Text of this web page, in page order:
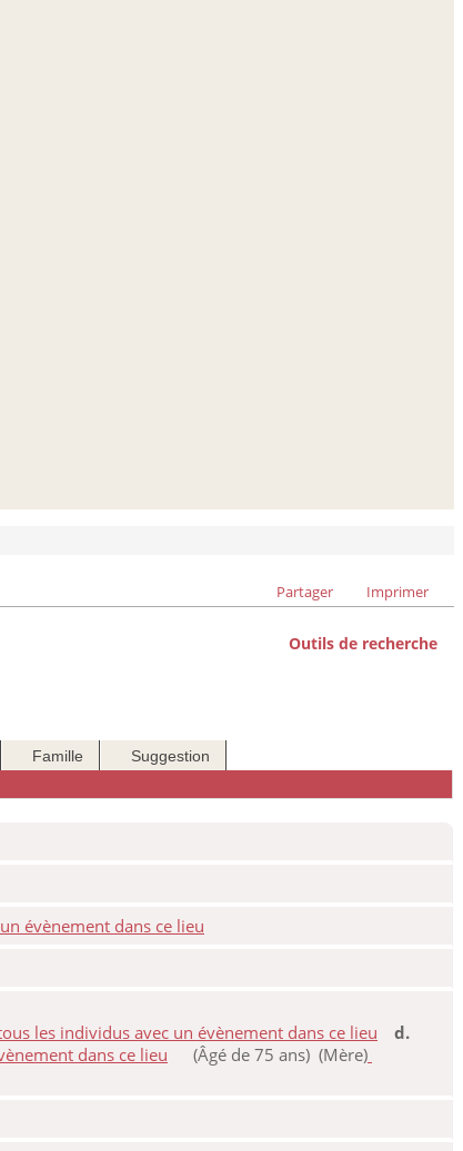
Partager Imprimer
Outils de recherche
Famille Suggestion
d.
(Âgé de 75 ans) (Mère)